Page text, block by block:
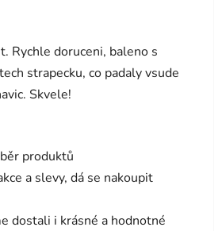
5 z 5 hvězdiček.
Rychle doruceni, baleno s
strapecku, co padaly vsude
Skvele!
5 z 5 hvězdiček.
produktů
a slevy, dá se nakoupit
dostali i krásné a hodnotné